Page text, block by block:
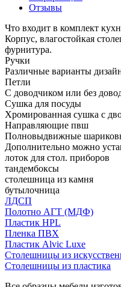
Отзывы
Что входит в комплект
Корпус, влагостойкая
фурнитура.
Ручки
Различные варианты
Петли
С доводчиком или без
Сушка для посуды
Хромированная сушка с
Направляющие пвш
Полновыдвижные
Дополнительно можно
лоток для стол. приборов
тандембоксы
столешница из камня
бутылочница
ЛДСП
Полотно АГТ (МДФ)
Пластик HPL
Пленка ПВХ
Пластик Alvic Luxe
Столешницы из
Столешницы из пластика